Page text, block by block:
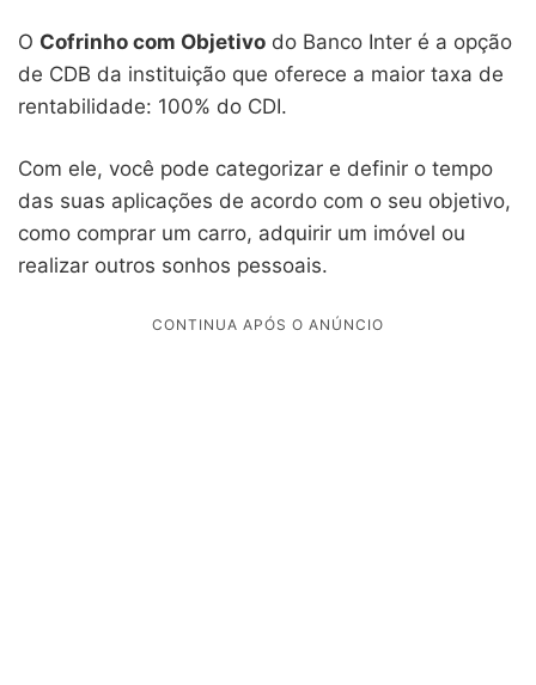
O Cofrinho com Objetivo do Banco Inter é a opção
de CDB da instituição que oferece a maior taxa de
rentabilidade: 100% do CDI.
Com ele, você pode categorizar e definir o tempo
das suas aplicações de acordo com o seu objetivo,
como comprar um carro, adquirir um imóvel ou
realizar outros sonhos pessoais.